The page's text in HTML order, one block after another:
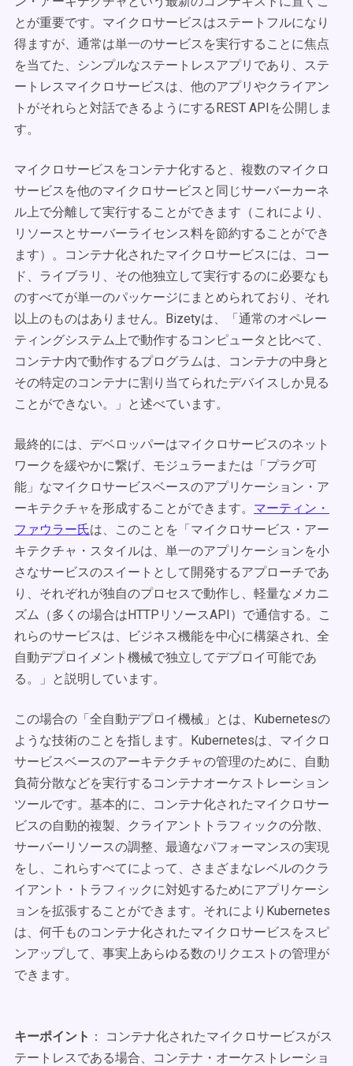
とが重要です。マイクロサービスはステートフルになり
得ますが、通常は単一のサービスを実行することに焦点
を当てた、シンプルなステートレスアプリであり、ステ
ートレスマイクロサービスは、他のアプリやクライアン
トがそれらと対話できるようにするREST APIを公開しま
す。
マイクロサービスをコンテナ化すると、複数のマイクロ
サービスを他のマイクロサービスと同じサーバーカーネ
ル上で分離して実行することができます（これにより、
リソースとサーバーライセンス料を節約することができ
ます）。コンテナ化されたマイクロサービスには、コー
ド、ライブラリ、その他独立して実行するのに必要なも
のすべてが単一のパッケージにまとめられており、それ
以上のものはありません。Bizetyは、「通常のオペレー
ティングシステム上で動作するコンピュータと比べて、
コンテナ内で動作するプログラムは、コンテナの中身と
その特定のコンテナに割り当てられたデバイスしか見る
ことができない。」と述べています。
最終的には、デベロッパーはマイクロサービスのネット
ワークを緩やかに繋げ、モジュラーまたは「プラグ可
能」なマイクロサービスベースのアプリケーション・ア
ーキテクチャを形成することができます。 マーティン・
ファウラー氏は、このことを「マイクロサービス・アー
キテクチャ・スタイルは、単一のアプリケーションを小
さなサービスのスイートとして開発するアプローチであ
り、それぞれが独自のプロセスで動作し、軽量なメカニ
ズム（多くの場合はHTTPリソースAPI）で通信する。こ
れらのサービスは、ビジネス機能を中心に構築され、全
自動デプロイメント機械で独立してデプロイ可能であ
る。」と説明しています。
この場合の「全自動デプロイ機械」とは、Kubernetesの
ような技術のことを指します。Kubernetesは、マイクロ
サービスベースのアーキテクチャの管理のために、自動
負荷分散などを実行するコンテナオーケストレーション
ツールです。基本的に、コンテナ化されたマイクロサー
ビスの自動的複製、クライアントトラフィックの分散、
サーバーリソースの調整、最適なパフォーマンスの実現
をし、これらすべてによって、さまざまなレベルのクラ
イアント・トラフィックに対処するためにアプリケーシ
ョンを拡張することができます。それによりKubernetes
は、何千ものコンテナ化されたマイクロサービスをスピ
ンアップして、事実上あらゆる数のリクエストの管理が
できます。
キーポイント ： コンテナ化されたマイクロサービスがス
テートレスである場合、コンテナ・オーケストレーショ